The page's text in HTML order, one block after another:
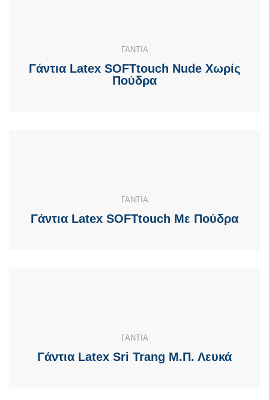
ΓΑΝΤΙΑ
Γάντια Latex SOFTtouch Nude Χωρίς
Πούδρα
ΓΑΝΤΙΑ
Γάντια Latex SOFTtouch Με Πούδρα
ΓΑΝΤΙΑ
Γάντια Latex Sri Trang Μ.Π. Λευκά